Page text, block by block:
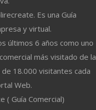
Es una Guía
y virtual.
últimos 6 años como uno
más visitado de la
18.000 visitantes cada
Web.
( Guía Comercial)